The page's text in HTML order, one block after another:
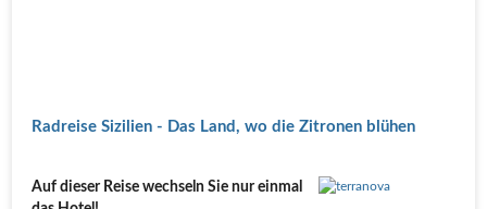
Radreise Sizilien - Das Land, wo die Zitronen blühen
Auf dieser Reise wechseln Sie nur einmal